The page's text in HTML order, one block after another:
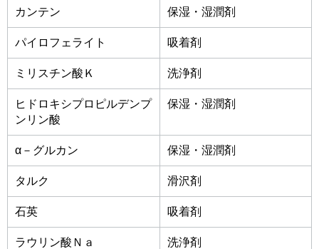
カンテン 保湿・湿潤剤
パイロフェライト 吸着剤
ミリスチン酸Ｋ 洗浄剤
ヒドロキシプロピルデンプ
ンリン酸
保湿・湿潤剤
α－グルカン 保湿・湿潤剤
タルク 滑沢剤
石英 吸着剤
ラウリン酸Ｎａ 洗浄剤